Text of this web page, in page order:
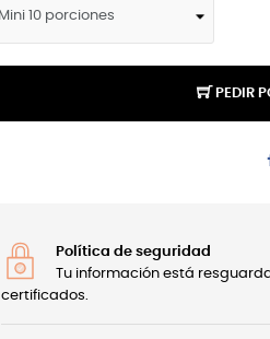
PEDIR
Política de seguridad
Tu información está
certificados.